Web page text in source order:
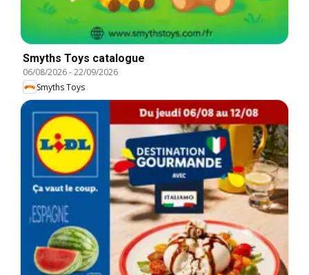
Smyths Toys catalogue
06/08/2026-22/09/2026
Smyths Toys